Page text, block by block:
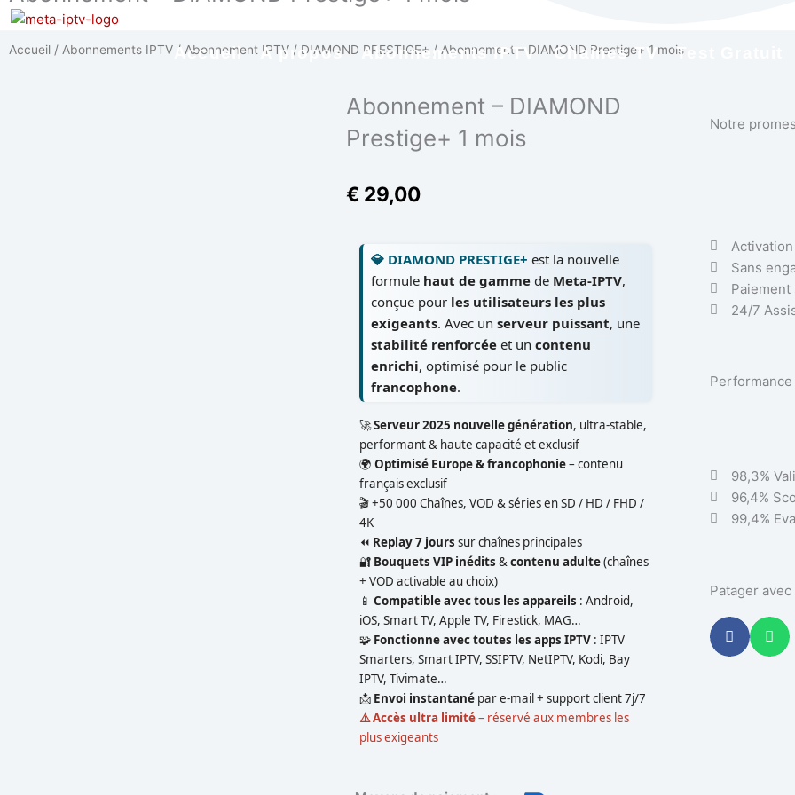
Aller
contenu
Accueil A propos Abonnements IPTV Chaines TV Test Gratuit
Accueil / Abonnements IPTV / Abonnement IPTV / DIAMOND PRESTIGE+ / Abonnement – DIAMOND Prestige+ 1 mois
Abonnement – DIAMOND
Prestige+ 1 mois
€ 29,00
💎 DIAMOND PRESTIGE+ est la nouvelle
formule haut de gamme deMeta-IPTV,
conçue pour les utilisateurs les plus
exigeants. Avec un serveur puissant, une
stabilité renforcéeet un contenu
enrichi, optimisé pour le public
francophone.
🚀Serveur 2025 nouvelle génération, ultra-stable,
performant & haute capacité et exclusif
🌍 Optimisé Europe & francophonie– contenu
français exclusif
🎬 +50 000 Chaînes, VOD & séries en SD / HD / FHD /
4K
⏪ Replay 7 jours sur chaînes principales
🔐 Bouquets VIP inédits &contenu adulte(chaînes
+ VOD activable au choix)
📱 Compatible avec tous les appareils : Android,
iOS, Smart TV, Apple TV, Firestick, MAG…
🧩 Fonctionne avec toutes les apps IPTV: IPTV
Smarters, Smart IPTV, SSIPTV, NetIPTV, Kodi, Bay
IPTV, Tivimate…
📩 Envoi instantanépar e-mail + support client 7j/7
⚠️ Accès ultra limité– réservé aux membres les
plus exigeants
Notre
Sans
24/7
Performance
98,3%
96,4%
99,4%
Patager